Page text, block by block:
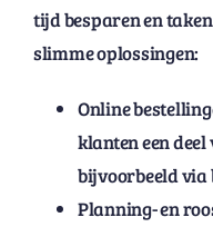
tijd besparen en
slimme oplossingen:
Online
klanten een
bijvoorbeeld via
Planning- en